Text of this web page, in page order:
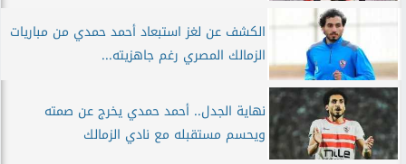
الكشف عن لغز استبعاد أحمد حمدي من مباريات
الزمالك المصري رغم جاهزيته...
نهاية الجدل.. أحمد حمدي يخرج عن صمته
ويحسم مستقبله مع نادي الزمالك